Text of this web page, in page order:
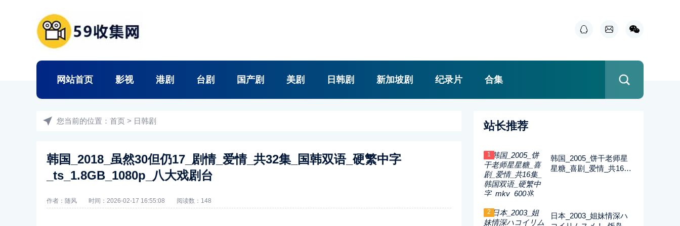
网站首页 影视 港剧 台剧 国产剧 美剧 日韩剧 新加坡剧 纪录片 合集
您当前的位置： 首页 > 日韩剧
韩国_2018_虽然30但仍17_剧情_爱情_共32集_国韩双语_硬繁中字
_ts_1.8GB_1080p_八大戏剧台
作者：随风 时间：2026-02-17 16:55:08 阅读数： 148
站长推荐
1
韩国_2005_饼干老师星
星糖_喜剧_爱情_共16集
2
日本_2003_姐妹情深ハ